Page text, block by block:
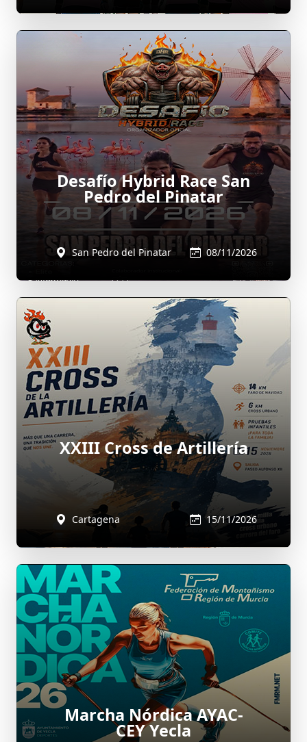
Desafío Hybrid Race San
Pedro del Pinatar
San Pedro del Pinatar 08/11/2026
XXIII Cross de Artillería
Cartagena 15/11/2026
Marcha Nórdica AYAC-
CEY Yecla